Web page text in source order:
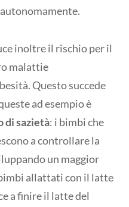
inoltre il rischio per il
malattie
Questo succede
ad esempio è
di sazietà: i bimbi che
a controllare la
un maggior
allattati con il latte
a finire il latte del